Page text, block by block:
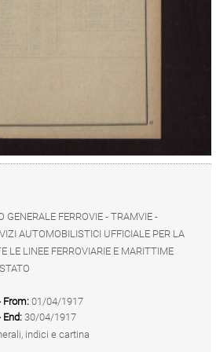
GENERALE FERROVIE - TRAMVIE -
AUTOMOBILISTICI UFFICIALE PER LA
LE LINEE FERROVIARIE E MARITTIME
From: 01/04/1917
30/04/1917
indici e cartina